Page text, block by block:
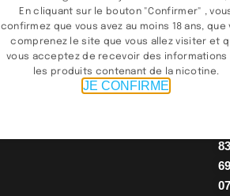
97
97
96
83
69
07
En cliquant sur le bouton "Confirmer" ,
confirmez que vous avez au moins 18 ans, que
comprenez le site que vous allez visiter et
vous acceptez de recevoir des informations
les produits contenant de la nicotine.
JE CONFIRME